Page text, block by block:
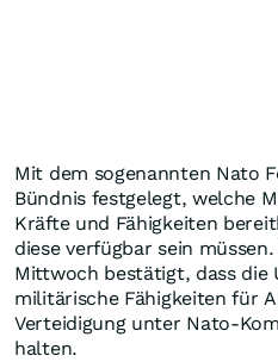
Mit dem sogenannten Nato
Bündnis festgelegt, welche
Kräfte und Fähigkeiten
diese verfügbar sein
Mittwoch bestätigt, dass die
militärische Fähigkeiten für
Verteidigung unter Nato-
halten.